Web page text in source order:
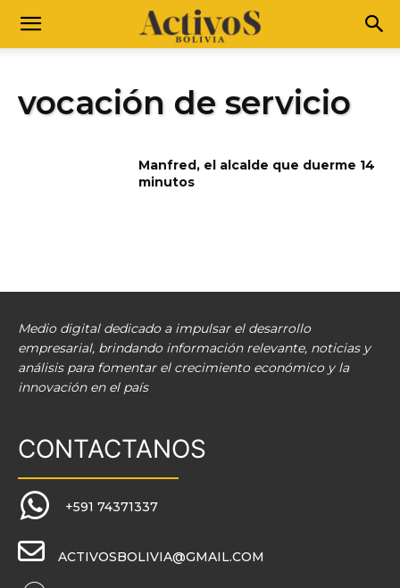
vocación de servicio
Manfred, el alcalde que duerme 14
minutos
Medio digital dedicado a impulsar el desarrollo
empresarial, brindando información relevante, noticias y
análisis para fomentar el crecimiento económico y la
innovación en el país
CONTACTANOS
+591 74371337
ACTIVOSBOLIVIA@GMAIL.COM